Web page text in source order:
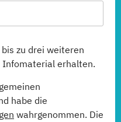
zu drei weiteren
Infomaterial erhalten.
habe die
wahrgenommen. Die